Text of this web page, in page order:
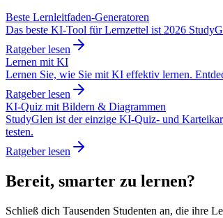
Beste Lernleitfaden-Generatoren
Das beste KI-Tool für Lernzettel ist 2026
Ratgeber lesen
Lernen mit KI
Lernen Sie, wie Sie mit KI effektiv lernen.
Ratgeber lesen
KI-Quiz mit Bildern & Diagrammen
StudyGlen ist der einzige KI-Quiz- und
testen.
Ratgeber lesen
Bereit, smarter zu lernen?
Schließ dich Tausenden Studenten an, die ihre